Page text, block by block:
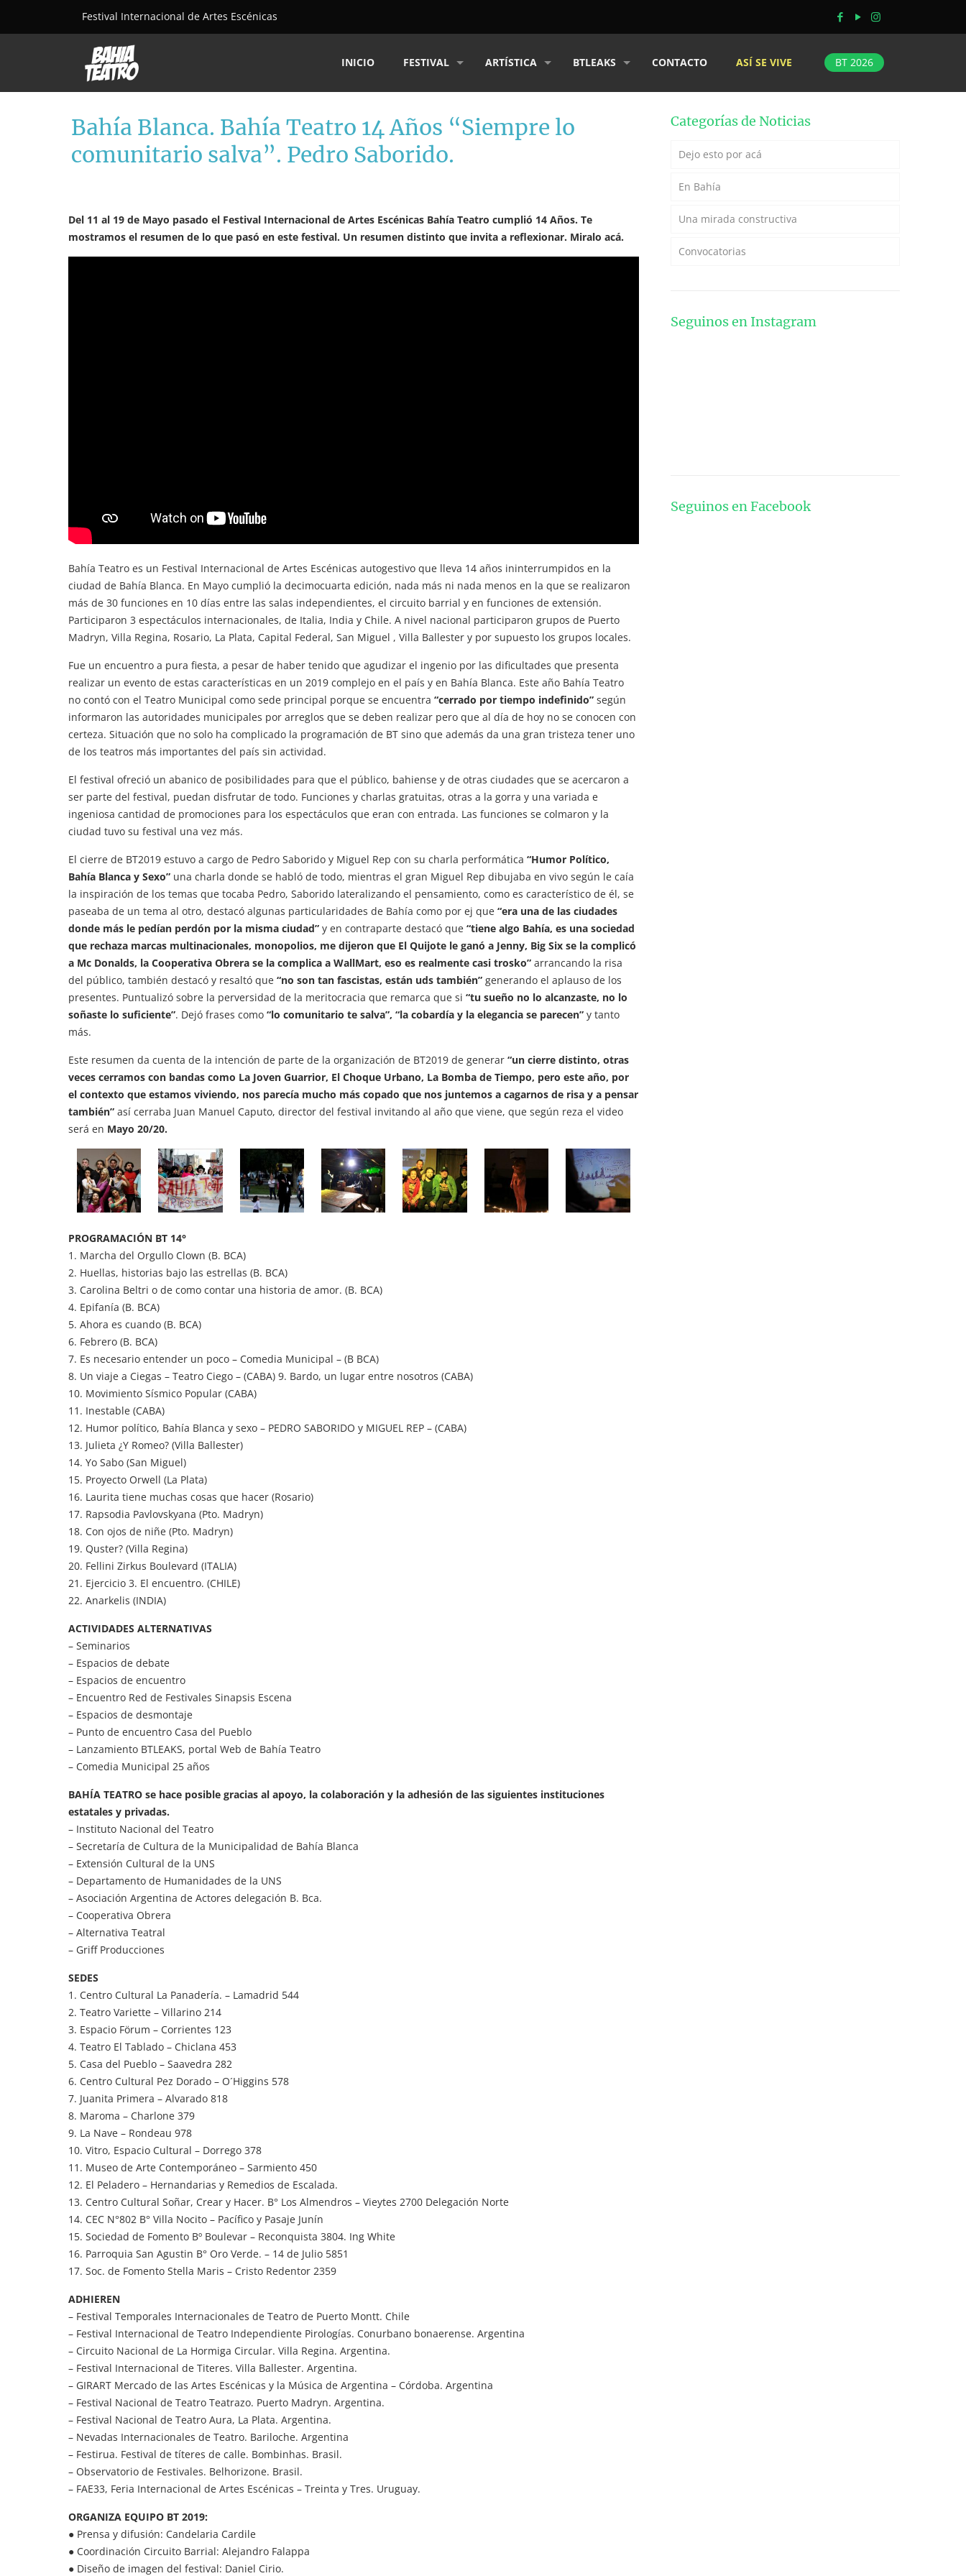
Festival Internacional de Artes Escénicas
INICIO FESTIVAL ARTÍSTICA BTLEAKS CONTACTO ASÍ SE VIVE BT 2026
Bahía Blanca. Bahía Teatro 14 Años “Siempre lo
comunitario salva”. Pedro Saborido.
Del 11 al 19 de Mayo pasado el Festival Internacional de Artes Escénicas Bahía Teatro cumplió 14 Años. Te
mostramos el resumen de lo que pasó en este festival. Un resumen distinto que invita a reflexionar. Miralo acá.
Bahía Teatro es un Festival Internacional de Artes Escénicas autogestivo que lleva 14 años ininterrumpidos en la
ciudad de Bahía Blanca. En Mayo cumplió la decimocuarta edición, nada más ni nada menos en la que se realizaron
más de 30 funciones en 10 días entre las salas independientes, el circuito barrial y en funciones de extensión.
Participaron 3 espectáculos internacionales, de Italia, India y Chile. A nivel nacional participaron grupos de Puerto
Madryn, Villa Regina, Rosario, La Plata, Capital Federal, San Miguel , Villa Ballester y por supuesto los grupos locales.
Fue un encuentro a pura fiesta, a pesar de haber tenido que agudizar el ingenio por las dificultades que presenta
realizar un evento de estas características en un 2019 complejo en el país y en Bahía Blanca. Este año Bahía Teatro
no contó con el Teatro Municipal como sede principal porque se encuentra“cerrado por tiempo indefinido” según
informaron las autoridades municipales por arreglos que se deben realizar pero que al día de hoy no se conocen con
certeza. Situación que no solo ha complicado la programación de BT sino que además da una gran tristeza tener uno
de los teatros más importantes del país sin actividad.
El festival ofreció un abanico de posibilidades para que el público, bahiense y de otras ciudades que se acercaron a
ser parte del festival, puedan disfrutar de todo. Funciones y charlas gratuitas, otras a la gorra y una variada e
ingeniosa cantidad de promociones para los espectáculos que eran con entrada. Las funciones se colmaron y la
ciudad tuvo su festival una vez más.
El cierre de BT2019 estuvo a cargo de Pedro Saborido y Miguel Rep con su charla performática“Humor Político,
Bahía Blanca y Sexo” una charla donde se habló de todo, mientras el gran Miguel Rep dibujaba en vivo según le caía
la inspiración de los temas que tocaba Pedro, Saborido lateralizando el pensamiento, como es característico de él, se
paseaba de un tema al otro, destacó algunas particularidades de Bahía como por ej que“era una de las ciudades
donde más le pedían perdón por la misma ciudad” y en contraparte destacó que“tiene algo Bahía, es una sociedad
que rechaza marcas multinacionales, monopolios, me dijeron que El Quijote le ganó a Jenny, Big Six se la complicó
a Mc Donalds, la Cooperativa Obrera se la complica a WallMart, eso es realmente casi trosko” arrancando la risa
del público, también destacó y resaltó que“no son tan fascistas, están uds también” generando el aplauso de los
presentes. Puntualizó sobre la perversidad de la meritocracia que remarca que si“tu sueño no lo alcanzaste, no lo
soñaste lo suficiente”. Dejó frases como“lo comunitario te salva”, “la cobardía y la elegancia se parecen” y tanto
más.
Este resumen da cuenta de la intención de parte de la organización de BT2019 de generar“un cierre distinto, otras
veces cerramos con bandas como La Joven Guarrior, El Choque Urbano, La Bomba de Tiempo, pero este año, por
el contexto que estamos viviendo, nos parecía mucho más copado que nos juntemos a cagarnos de risa y a pensar
también” así cerraba Juan Manuel Caputo, director del festival invitando al año que viene, que según reza el video
será en Mayo 20/20.
PROGRAMACIÓN BT 14°
1. Marcha del Orgullo Clown (B. BCA)
2. Huellas, historias bajo las estrellas (B. BCA)
3. Carolina Beltri o de como contar una historia de amor. (B. BCA)
4. Epifanía (B. BCA)
5. Ahora es cuando (B. BCA)
6. Febrero (B. BCA)
7. Es necesario entender un poco – Comedia Municipal – (B BCA)
8. Un viaje a Ciegas – Teatro Ciego – (CABA) 9. Bardo, un lugar entre nosotros (CABA)
10. Movimiento Sísmico Popular (CABA)
11. Inestable (CABA)
12. Humor político, Bahía Blanca y sexo – PEDRO SABORIDO y MIGUEL REP – (CABA)
13. Julieta ¿Y Romeo? (Villa Ballester)
14. Yo Sabo (San Miguel)
15. Proyecto Orwell (La Plata)
16. Laurita tiene muchas cosas que hacer (Rosario)
17. Rapsodia Pavlovskyana (Pto. Madryn)
18. Con ojos de niñe (Pto. Madryn)
19. Quster? (Villa Regina)
20. Fellini Zirkus Boulevard (ITALIA)
21. Ejercicio 3. El encuentro. (CHILE)
22. Anarkelis (INDIA)
ACTIVIDADES ALTERNATIVAS
– Seminarios
– Espacios de debate
– Espacios de encuentro
– Encuentro Red de Festivales Sinapsis Escena
– Espacios de desmontaje
– Punto de encuentro Casa del Pueblo
– Lanzamiento BTLEAKS, portal Web de Bahía Teatro
– Comedia Municipal 25 años
BAHÍA TEATRO se hace posible gracias al apoyo, la colaboración y la adhesión de las siguientes instituciones
estatales y privadas.
– Instituto Nacional del Teatro
– Secretaría de Cultura de la Municipalidad de Bahía Blanca
– Extensión Cultural de la UNS
– Departamento de Humanidades de la UNS
– Asociación Argentina de Actores delegación B. Bca.
– Cooperativa Obrera
– Alternativa Teatral
– Griff Producciones
SEDES
1. Centro Cultural La Panadería. – Lamadrid 544
2. Teatro Variette – Villarino 214
3. Espacio Förum – Corrientes 123
4. Teatro El Tablado – Chiclana 453
5. Casa del Pueblo – Saavedra 282
6. Centro Cultural Pez Dorado – O´Higgins 578
7. Juanita Primera – Alvarado 818
8. Maroma – Charlone 379
9. La Nave – Rondeau 978
10. Vitro, Espacio Cultural – Dorrego 378
11. Museo de Arte Contemporáneo – Sarmiento 450
12. El Peladero – Hernandarias y Remedios de Escalada.
13. Centro Cultural Soñar, Crear y Hacer. B° Los Almendros – Vieytes 2700 Delegación Norte
14. CEC N°802 B° Villa Nocito – Pacífico y Pasaje Junín
15. Sociedad de Fomento Bº Boulevar – Reconquista 3804. Ing White
16. Parroquia San Agustin B° Oro Verde. – 14 de Julio 5851
17. Soc. de Fomento Stella Maris – Cristo Redentor 2359
ADHIEREN
– Festival Temporales Internacionales de Teatro de Puerto Montt. Chile
– Festival Internacional de Teatro Independiente Pirologías. Conurbano bonaerense. Argentina
– Circuito Nacional de La Hormiga Circular. Villa Regina. Argentina.
– Festival Internacional de Titeres. Villa Ballester. Argentina.
– GIRART Mercado de las Artes Escénicas y la Música de Argentina – Córdoba. Argentina
– Festival Nacional de Teatro Teatrazo. Puerto Madryn. Argentina.
– Festival Nacional de Teatro Aura, La Plata. Argentina.
– Nevadas Internacionales de Teatro. Bariloche. Argentina
– Festirua. Festival de títeres de calle. Bombinhas. Brasil.
– Observatorio de Festivales. Belhorizone. Brasil.
– FAE33, Feria Internacional de Artes Escénicas – Treinta y Tres. Uruguay.
ORGANIZA EQUIPO BT 2019:
● Prensa y difusión: Candelaria Cardile
● Coordinación Circuito Barrial: Alejandro Falappa
● Diseño de imagen del festival: Daniel Cirio.
Categorías de Noticias
Dejo esto por acá
En Bahía
Una mirada constructiva
Convocatorias
Seguinos en Instagram
Seguinos en Facebook